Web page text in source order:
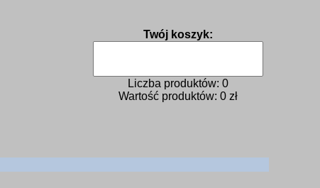
Twój koszyk:
Liczba produktów: 0
Wartość produktów: 0 zł